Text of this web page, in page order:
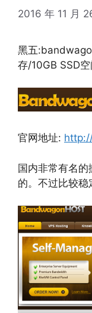
2016 年 11 月
黑五
存/10GB SSD
官网地址:
国内非常有名
的。不过比较稳